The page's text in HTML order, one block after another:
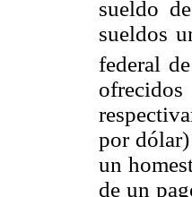
sueldo
sueldos
federal
por dólar)
un
de un